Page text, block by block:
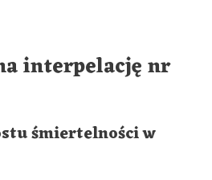
interpelację nr
śmiertelności w